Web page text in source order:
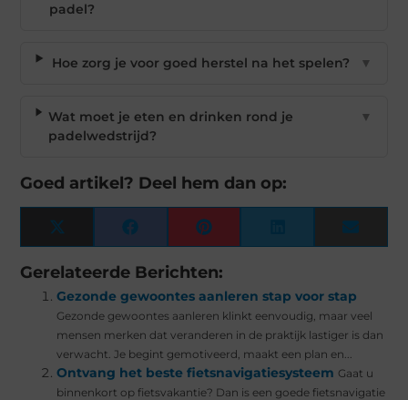
padel?
Hoe zorg je voor goed herstel na het spelen? ▼
Wat moet je eten en drinken rond je
padelwedstrijd?
▼
Goed artikel? Deel hem dan op:
(Twitter)
Facebook Pinterest LinkedIn Email
Gerelateerde Berichten:
Gezonde gewoontes aanleren stap voor stap
Gezonde gewoontes aanleren klinkt eenvoudig, maar veel
mensen merken dat veranderen in de praktijk lastiger is dan
verwacht. Je begint gemotiveerd, maakt een plan en...
Ontvang het beste fietsnavigatiesysteem Gaat u
binnenkort op fietsvakantie? Dan is een goede fietsnavigatie